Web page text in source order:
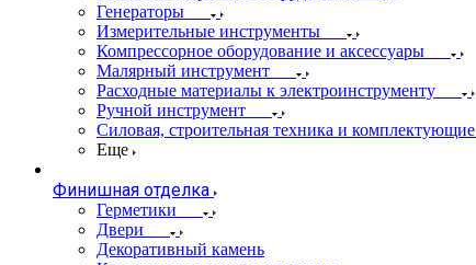
Генераторы
Измерительные инструменты
Компрессорное оборудование и аксессуары
Малярный инструмент
Расходные материалы к электроинструменту
Ручной инструмент
Силовая, строительная техника и комплектующие
Еще
Финишная отделка
Герметики
Двери
Декоративный камень